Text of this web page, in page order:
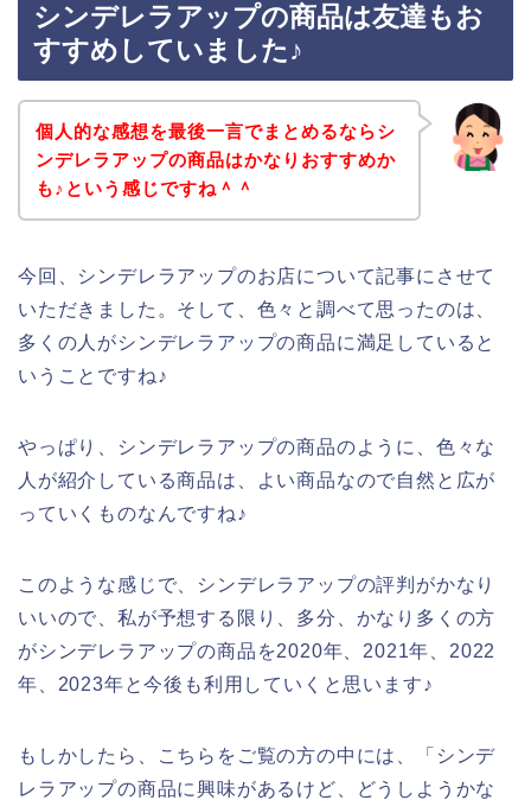
シンデレラアップの商品は友達もお
すすめしていました♪
個人的な感想を最後一言でまとめるならシ
ンデレラアップの商品はかなりおすすめか
も♪という感じですね＾＾
今回、シンデレラアップのお店について記事にさせて
いただきました。そして、色々と調べて思ったのは、
多くの人がシンデレラアップの商品に満足していると
いうことですね♪
やっぱり、シンデレラアップの商品のように、色々な
人が紹介している商品は、よい商品なので自然と広が
っていくものなんですね♪
このような感じで、シンデレラアップの評判がかなり
いいので、私が予想する限り、多分、かなり多くの方
がシンデレラアップの商品を2020年、2021年、2022
年、2023年と今後も利用していくと思います♪
もしかしたら、こちらをご覧の方の中には、「シンデ
レラアップの商品に興味があるけど、どうしようかな